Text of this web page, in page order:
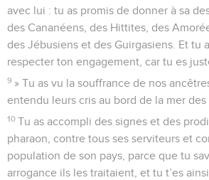
avec lui : tu as promis de donner à sa
des Cananéens, des Hittites, des
des Jébusiens et des Guirgasiens. Et tu
respecter ton engagement, car tu es
9 » Tu as vu la souffrance de nos
entendu leurs cris au bord de la mer des
10 Tu as accompli des signes et des
pharaon, contre tous ses serviteurs et
population de son pays, parce que tu
arrogance ils les traitaient, et tu t’es